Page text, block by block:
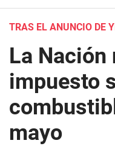
TRAS EL ANUNCIO DE
La Nación
impuesto
mayo